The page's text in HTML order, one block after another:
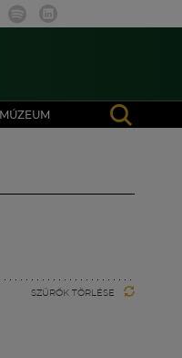
MÚZEUM
SZŰRŐK TÖRLÉSE